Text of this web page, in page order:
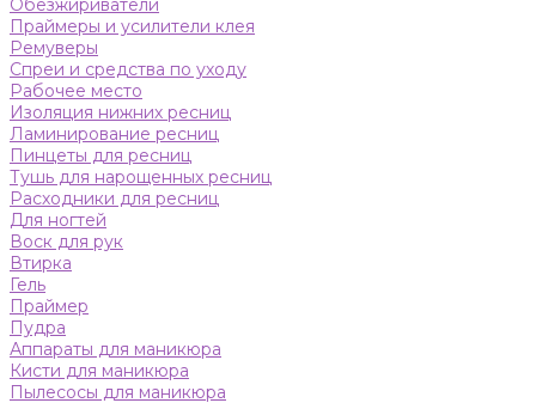
Обезжириватели
Праймеры и усилители клея
Ремуверы
Спреи и средства по уходу
Рабочее место
Изоляция нижних ресниц
Ламинирование ресниц
Пинцеты для ресниц
Тушь для нарощенных ресниц
Расходники для ресниц
Для ногтей
Воск для рук
Втирка
Гель
Праймер
Пудра
Аппараты для маникюра
Кисти для маникюра
Пылесосы для маникюра